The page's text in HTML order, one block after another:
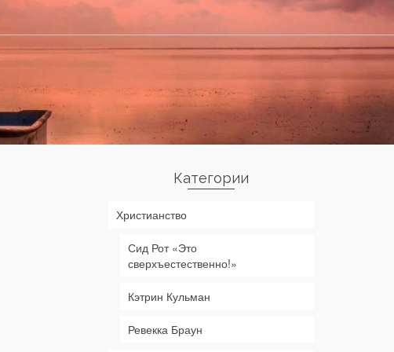
Категории
Христианство
Сид Рот «Это
сверхъестественно!»
Кэтрин Кульман
Ревекка Браун